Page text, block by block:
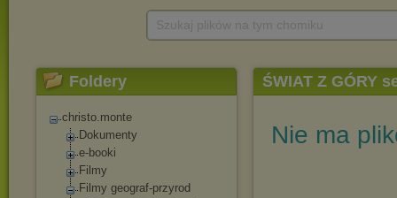
Foldery
christo.monte
Dokumenty
e-booki
Filmy
Filmy geograf-przyrod
ŚWIAT Z GÓRY
Nie ma